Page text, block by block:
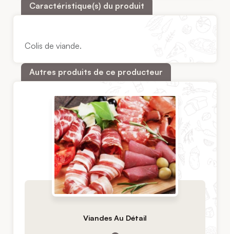
Caractéristique(s) du produit
Colis de viande.
Autres produits de ce producteur
Viandes Au Détail